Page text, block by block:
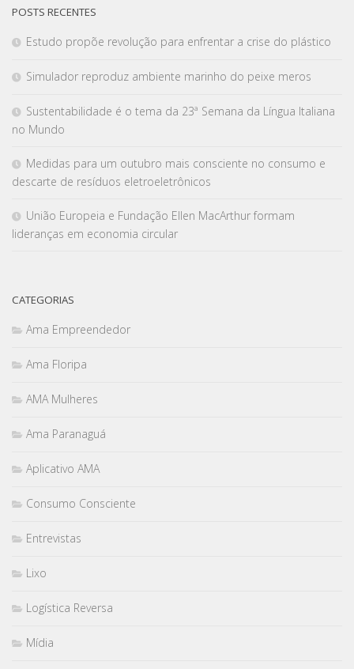
POSTS RECENTES
Estudo propõe revolução para enfrentar a crise do plástico
Simulador reproduz ambiente marinho do peixe meros
Sustentabilidade é o tema da 23ª Semana da Língua Italiana
no Mundo
Medidas para um outubro mais consciente no consumo e
descarte de resíduos eletroeletrônicos
União Europeia e Fundação Ellen MacArthur formam
lideranças em economia circular
CATEGORIAS
Ama Empreendedor
Ama Floripa
AMA Mulheres
Ama Paranaguá
Aplicativo AMA
Consumo Consciente
Entrevistas
Lixo
Logística Reversa
Mídia